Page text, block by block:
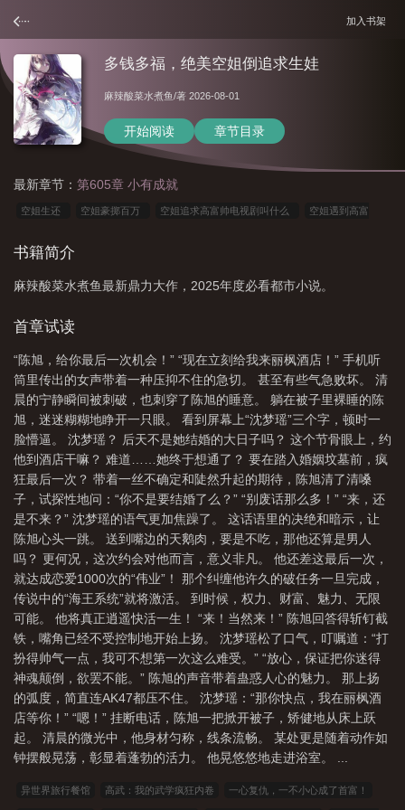
加入书架
多钱多福，绝美空姐倒追求生娃
麻辣酸菜水煮鱼/著 2026-08-01
开始阅读 章节目录
最新章节： 第605章 小有成就
空姐生还 空姐豪掷百万 空姐追求高富帅电视剧叫什么 空姐遇到高富
二代名字叫什么
帅 空姐55万 美女空姐遇上亿万富豪是什么电视剧 空姐生了
生父最新消息 美女空姐倒追高富帅 空姐追高富帅 美女空姐遇上亿万富豪电
视剧 美女空姐遇上亿万富豪 空姐找生父 美女空姐追亿万富豪 空姐60
万 空姐追求富豪公子 美女空姐遇到高富帅电视剧
书籍简介
麻辣酸菜水煮鱼最新鼎力大作，2025年度必看都市小说。
首章试读
“陈旭，给你最后一次机会！” “现在立刻给我来丽枫酒店！” 手机听
筒里传出的女声带着一种压抑不住的急切。 甚至有些气急败坏。 清
晨的宁静瞬间被刺破，也刺穿了陈旭的睡意。 躺在被子里裸睡的陈
旭，迷迷糊糊地睁开一只眼。 看到屏幕上“沈梦瑶”三个字，顿时一
脸懵逼。 沈梦瑶？ 后天不是她结婚的大日子吗？ 这个节骨眼上，约
他到酒店干嘛？ 难道……她终于想通了？ 要在踏入婚姻坟墓前，疯
狂最后一次？ 带着一丝不确定和陡然升起的期待，陈旭清了清嗓
子，试探性地问：“你不是要结婚了么？” “别废话那么多！” “来，还
是不来？” 沈梦瑶的语气更加焦躁了。 这话语里的决绝和暗示，让
陈旭心头一跳。 送到嘴边的天鹅肉，要是不吃，那他还算是男人
吗？ 更何况，这次约会对他而言，意义非凡。 他还差这最后一次，
就达成恋爱1000次的“伟业”！ 那个纠缠他许久的破任务一旦完成，
传说中的“海王系统”就将激活。 到时候，权力、财富、魅力、无限
可能。 他将真正逍遥快活一生！ “来！当然来！” 陈旭回答得斩钉截
铁，嘴角已经不受控制地开始上扬。 沈梦瑶松了口气，叮嘱道：“打
扮得帅气一点，我可不想第一次这么难受。” “放心，保证把你迷得
神魂颠倒，欲罢不能。” 陈旭的声音带着蛊惑人心的魅力。 那上扬
的弧度，简直连AK47都压不住。 沈梦瑶：“那你快点，我在丽枫酒
店等你！” “嗯！” 挂断电话，陈旭一把掀开被子，矫健地从床上跃
起。 清晨的微光中，他身材匀称，线条流畅。 某处更是随着动作如
钟摆般晃荡，彰显着蓬勃的活力。 他晃悠悠地走进浴室。 ...
异世界旅行餐馆 高武：我的武学疯狂内卷 一心复仇，一不小心成了首富！